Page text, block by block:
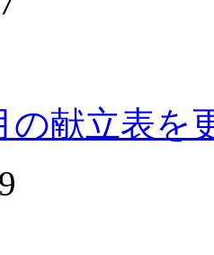
の献立表を